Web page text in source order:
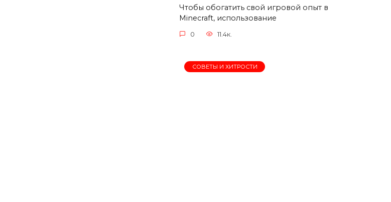
Чтобы обогатить свой игровой опыт в
Minecraft, использование
0 11.4к.
СОВЕТЫ И ХИТРОСТИ